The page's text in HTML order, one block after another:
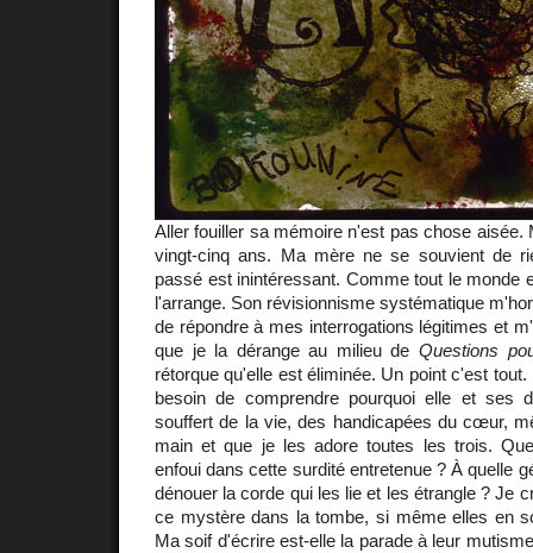
Aller fouiller sa mémoire n'est pas chose aisée.
vingt-cinq ans. Ma mère ne se souvient de
passé est inintéressant. Comme tout le monde
l'arrange. Son révisionnisme systématique
de répondre à mes interrogations légitimes et
que je la dérange au milieu deQuestions
rétorque qu'elle est éliminée. Un point c'est
besoin de comprendre pourquoi elle et ses
souffert de la vie, des handicapées du cœur,
main et que je les adore toutes les trois.
enfoui dans cette surdité entretenue ? À quelle
dénouer la corde qui les lie et les étrangle ? Je
ce mystère dans la tombe, si même elles en
Ma soif d'écrire est-elle la parade à leur